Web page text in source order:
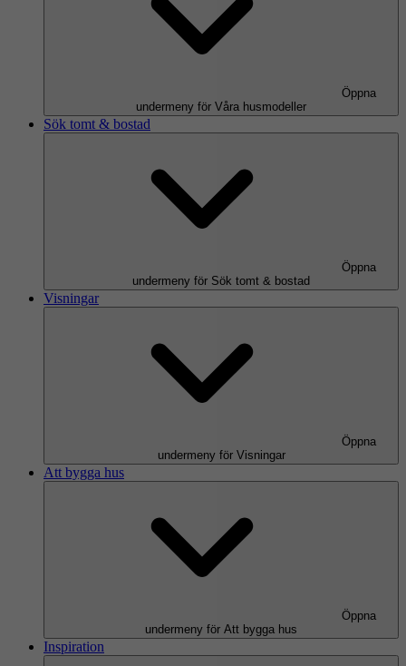
Öppna
undermeny för Våra husmodeller
Sök tomt & bostad
Öppna
undermeny för Sök tomt & bostad
Visningar
Öppna
undermeny för Visningar
Att bygga hus
Öppna
undermeny för Att bygga hus
Inspiration